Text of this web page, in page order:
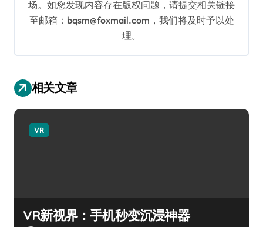
场。如您发现内容存在版权问题，请提交相关链接
至邮箱：bqsm@foxmail.com，我们将及时予以处
理。
相关文章
VR
VR新视界：手机秒变沉浸神器